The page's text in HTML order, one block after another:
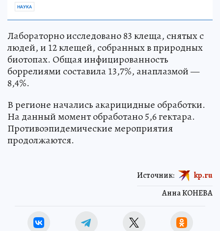
НАУКА
Лабораторно исследовано 83 клеща, снятых с
людей, и 12 клещей, собранных в природных
биотопах. Общая инфицированность
боррелиями составила 13,7%, анаплазмой —
8,4%.
В регионе начались акарицидные обработки.
На данный момент обработано 5,6 гектара.
Противоэпидемические мероприятия
продолжаются.
Анна КОНЕВА
Источник: kp.ru